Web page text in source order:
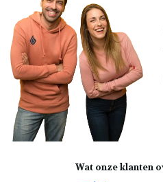
Wat onze klanten